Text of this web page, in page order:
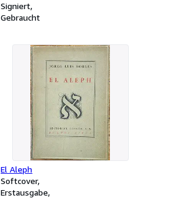
Signiert
Gebraucht
El Aleph
Softcover
Erstausgabe